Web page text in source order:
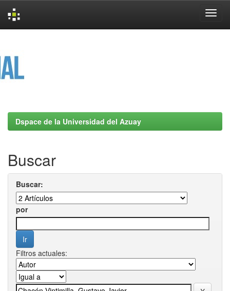
Dspace de la Universidad del Azuay
Buscar
Buscar:
por
Filtros actuales: